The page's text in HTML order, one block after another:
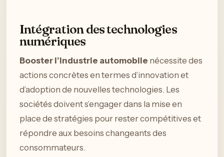
Intégration des technologies
numériques
Booster l’industrie automobile nécessite des
actions concrètes en termes d’innovation et
d’adoption de nouvelles technologies. Les
sociétés doivent s’engager dans la mise en
place de stratégies pour rester compétitives et
répondre aux besoins changeants des
consommateurs.